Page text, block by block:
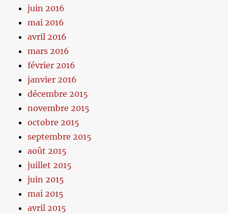
juin 2016
mai 2016
avril 2016
mars 2016
février 2016
janvier 2016
décembre 2015
novembre 2015
octobre 2015
septembre 2015
août 2015
juillet 2015
juin 2015
mai 2015
avril 2015